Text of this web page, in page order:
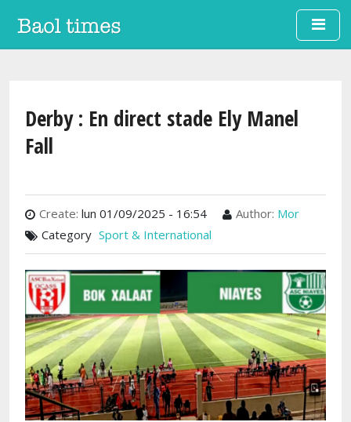
Aller au contenu principal
Derby : En direct stade Ely Manel
Fall
Create: lun 01/09/2025 - 16:54 Author: Mor
Category Sport & International